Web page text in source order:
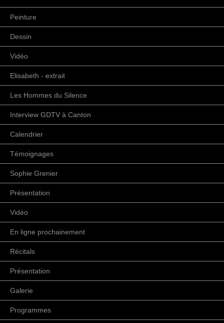
Peinture
Dessin
Vidéo
Elisabeth - extrait
Les Hommes du Silence
Interview GDTV à Canton
Calendrier
Témoignages
Sophie Grenier
Présentation
Vidéo
En ligne prochainement
Récitals
Présentation
Galerie
Programmes